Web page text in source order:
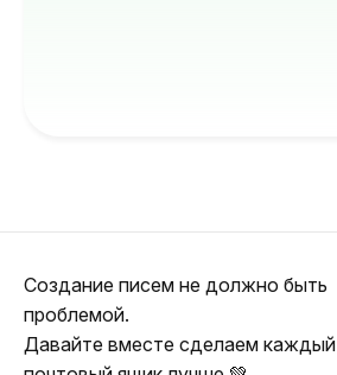
Создание писем не должно быть
проблемой.
Давайте вместе сделаем каждый